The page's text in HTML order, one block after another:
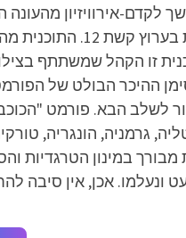
שידורי קשת,
זו הקהל שמשתתף
ההיכר הבולט של
גרמניה, הונגריה,
מבורך במינון הטרגדיות
ונעלמו. אכן, אין סיבה